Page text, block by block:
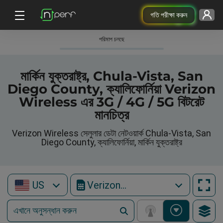
গতি পরীক্ষা করুন
পরিমাপ চলছে
মার্কিন যুক্তরাষ্ট্র, Chula-Vista, San
Diego County, ক্যালিফোর্নিয়া Verizon
Wireless এর 3G / 4G / 5G বিটরেট
মানচিত্র
Verizon Wireless সেলুলার ডেটা নেটওয়ার্ক Chula-Vista, San
Diego County, ক্যালিফোর্নিয়া, মার্কিন যুক্তরাষ্ট্র
US Verizon Wireless